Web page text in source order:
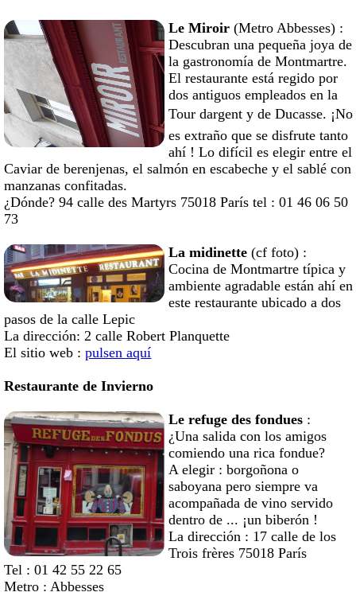
Le Miroir (Metro Abbesses) :
Descubran una pequeña joya de
la gastronomía de Montmartre.
El restaurante está regido por
dos antiguos empleados en la
Tour dargent y de Ducasse. ¡No
es extraño que se disfrute tanto
ahí ! Lo difícil es elegir entre el
Caviar de berenjenas, el salmón en escabeche y el sablé con
manzanas confitadas.
¿Dónde? 94 calle des Martyrs 75018 París tel : 01 46 06 50
73
La midinette (cf foto) :
Cocina de Montmartre típica y
ambiente agradable están ahí en
este restaurante ubicado a dos
pasos de la calle Lepic
La dirección: 2 calle Robert Planquette
El sitio web :pulsen aquí
Restaurante de Invierno
Le refuge des fondues :
¿Una salida con los amigos
comiendo una rica fondue?
A elegir : borgoñona o
saboyana pero siempre va
acompañada de vino servido
dentro de ... ¡un biberón !
La dirección : 17 calle de los
Trois frères 75018 París
Tel : 01 42 55 22 65
Metro : Abbesses